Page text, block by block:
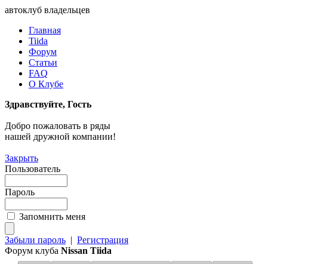
автоклуб владельцев
Главная
Tiida
Форум
Статьи
FAQ
О Клубе
Здравствуйте, Гость
Добро пожаловать в ряды
нашей дружной компании!
Закрыть
Пользователь
Пароль
Запомнить меня
Забыли пароль | Регистрация
Форум клуба Nissan Tiida